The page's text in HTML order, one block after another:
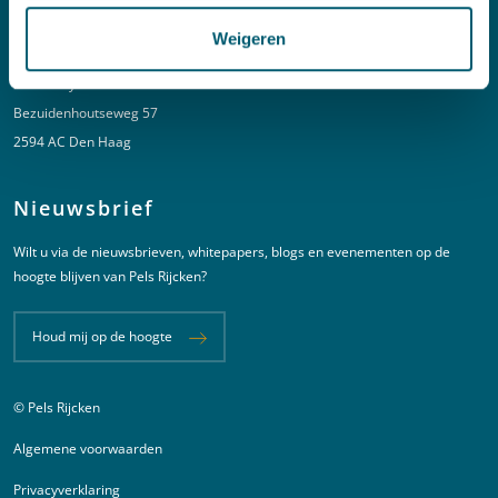
Weigeren
New Babylon
Bezuidenhoutseweg 57
2594 AC Den Haag
Nieuwsbrief
Wilt u via de nieuwsbrieven, whitepapers, blogs en evenementen op de
hoogte blijven van Pels Rijcken?
Houd mij op de hoogte
Juridische informatie
© Pels Rijcken
Algemene voorwaarden
Privacyverklaring